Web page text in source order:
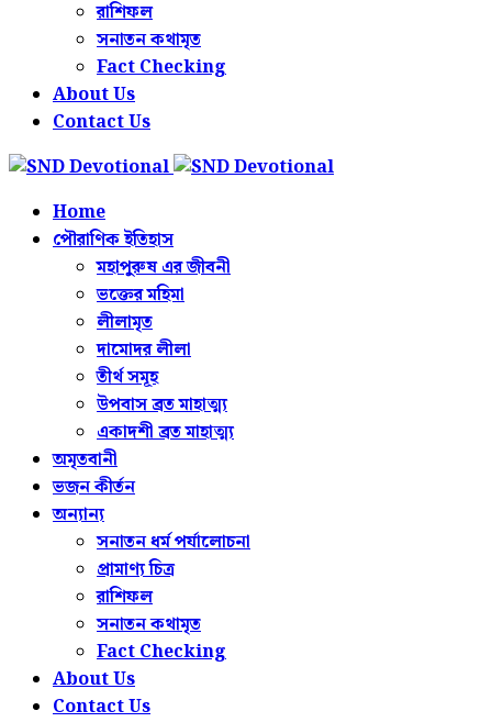
রাশিফল
সনাতন কথামৃত
Fact Checking
About Us
Contact Us
Home
পৌরাণিক ইতিহাস
মহাপুরুষ এর জীবনী
ভক্তের মহিমা
লীলামৃত
দামোদর লীলা
তীর্থ সমূহ
উপবাস ব্রত মাহাত্ম্য
একাদশী ব্রত মাহাত্ম্য
অমৃতবানী
ভজন কীর্তন
অন্যান্য
সনাতন ধর্ম পর্যালোচনা
প্রামাণ্য চিত্র
রাশিফল
সনাতন কথামৃত
Fact Checking
About Us
Contact Us